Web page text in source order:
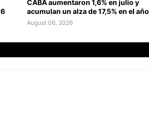
CABA aumentaron 1,6% en julio y
acumulan un alza de 17,5% en el año
August 06, 2026